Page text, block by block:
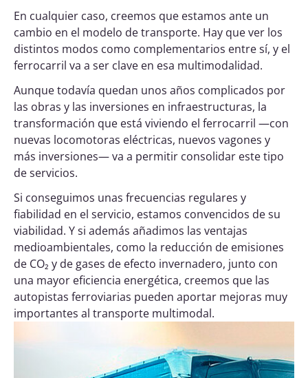
En cualquier caso, creemos que estamos ante un
cambio en el modelo de transporte. Hay que ver los
distintos modos como complementarios entre sí, y el
ferrocarril va a ser clave en esa multimodalidad.
Aunque todavía quedan unos años complicados por
las obras y las inversiones en infraestructuras, la
transformación que está viviendo el ferrocarril —con
nuevas locomotoras eléctricas, nuevos vagones y
más inversiones— va a permitir consolidar este tipo
de servicios.
Si conseguimos unas frecuencias regulares y
fiabilidad en el servicio, estamos convencidos de su
viabilidad. Y si además añadimos las ventajas
medioambientales, como la reducción de emisiones
de CO₂ y de gases de efecto invernadero, junto con
una mayor eficiencia energética, creemos que las
autopistas ferroviarias pueden aportar mejoras muy
importantes al transporte multimodal.